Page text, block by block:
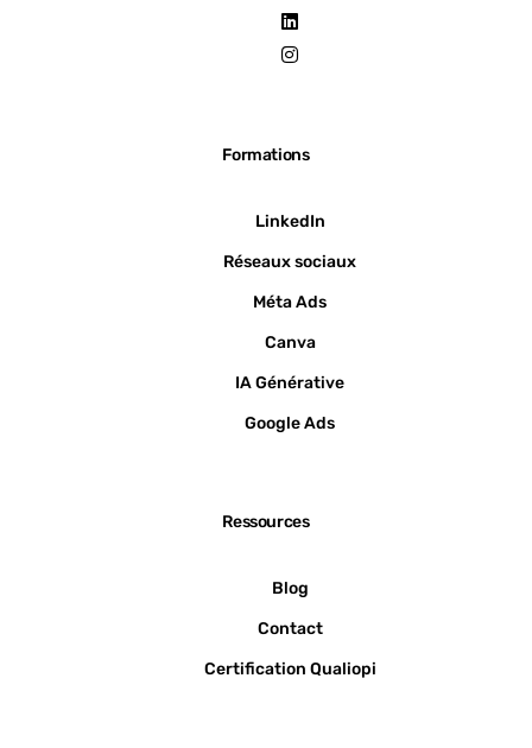
Formations
LinkedIn
Réseaux sociaux
Méta Ads
Canva
IA Générative
Google Ads
Ressources
Blog
Contact
Certification Qualiopi